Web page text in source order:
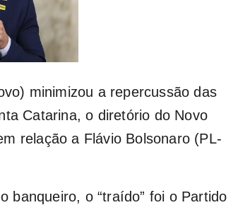
minimizou a repercussão das
Catarina, o diretório do Novo
relação a Flávio Bolsonaro (PL-
banqueiro, o “traído” foi o Partido